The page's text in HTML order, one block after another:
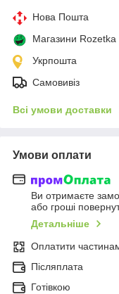
Нова Пошта
Магазини Rozetka
Укрпошта
Самовивіз
Всі умови доставки
Умови оплати
Ви отримаєте
або гроші
Детальніше
Оплатити
Післяплата
Готівкою